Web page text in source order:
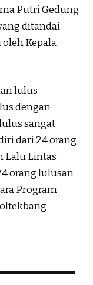
Putri Gedung
ditandai
Kepala
lulus
dengan
sangat
dari 24 orang
Lalu Lintas
orang lulusan
Program